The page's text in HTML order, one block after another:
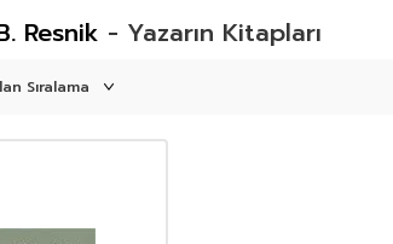
- Yazarın Kitapları
Resnik